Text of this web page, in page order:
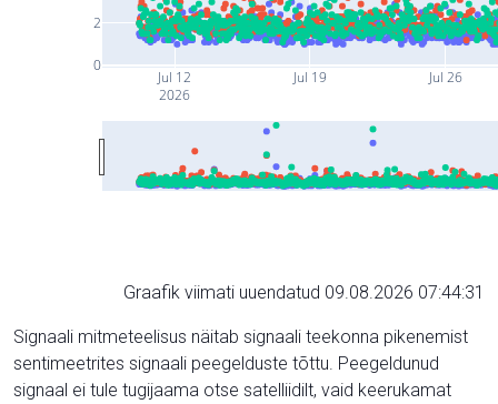
Jul 12
2026
Jul 19 Jul 26
0
2
Graafik viimati uuendatud 09.08.2026 07:44:31
Signaali mitmeteelisus näitab signaali teekonna pikenemist
sentimeetrites signaali peegelduste tõttu. Peegeldunud
signaal ei tule tugijaama otse satelliidilt, vaid keerukamat